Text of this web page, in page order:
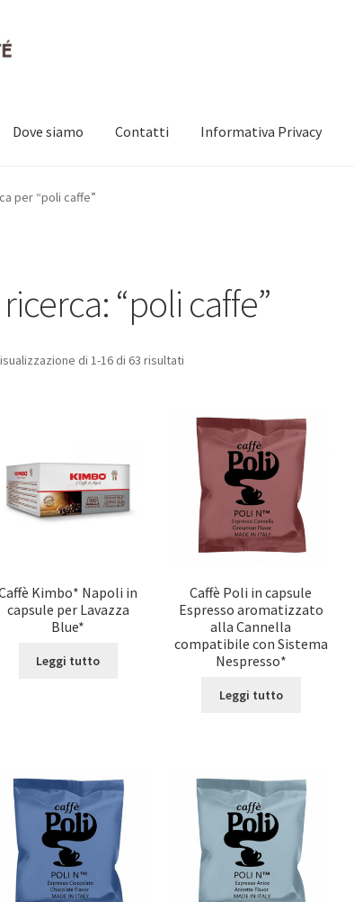
Dove siamo Contatti Informativa Privacy
Dove siamo Il mio account
per “poli caffe”
“poli caffe”
di 1-16 di 63 risultati
Kimbo* Napoli in
capsule per Lavazza
Blue*
Leggi tutto
Caffè Poli in capsule
Espresso aromatizzato
alla Cannella
compatibile con Sistema
Nespresso*
Leggi tutto